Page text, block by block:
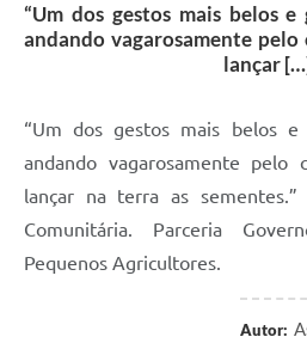
“Um dos gestos mais belos e
andando vagarosamente
lançar
“Um dos gestos mais belos e
andando vagarosamente
lançar na terra as sementes.”
Comunitária. Parceria
Pequenos Agricultores.
Autor: